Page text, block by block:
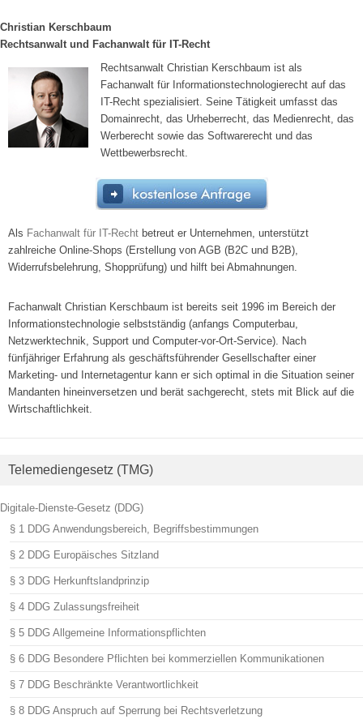
Christian Kerschbaum
Rechtsanwalt und Fachanwalt für IT-Recht
Rechtsanwalt Christian Kerschbaum ist als
Fachanwalt für Informationstechnologierecht auf das
IT-Recht spezialisiert. Seine Tätigkeit umfasst das
Domainrecht, das Urheberrecht, das Medienrecht, das
Werberecht sowie das Softwarerecht und das
Wettbewerbsrecht.
Als Fachanwalt für IT-Recht betreut er Unternehmen, unterstützt
zahlreiche Online-Shops (Erstellung von AGB (B2C und B2B),
Widerrufsbelehrung, Shopprüfung) und hilft bei Abmahnungen.
Fachanwalt Christian Kerschbaum ist bereits seit 1996 im Bereich der
Informationstechnologie selbstständig (anfangs Computerbau,
Netzwerktechnik, Support und Computer-vor-Ort-Service). Nach
fünfjähriger Erfahrung als geschäftsführender Gesellschafter einer
Marketing- und Internetagentur kann er sich optimal in die Situation seiner
Mandanten hineinversetzen und berät sachgerecht, stets mit Blick auf die
Wirtschaftlichkeit.
Telemediengesetz (TMG)
Digitale-Dienste-Gesetz (DDG)
§ 1 DDG Anwendungsbereich, Begriffsbestimmungen
§ 2 DDG Europäisches Sitzland
§ 3 DDG Herkunftslandprinzip
§ 4 DDG Zulassungsfreiheit
§ 5 DDG Allgemeine Informationspflichten
§ 6 DDG Besondere Pflichten bei kommerziellen Kommunikationen
§ 7 DDG Beschränkte Verantwortlichkeit
§ 8 DDG Anspruch auf Sperrung bei Rechtsverletzung